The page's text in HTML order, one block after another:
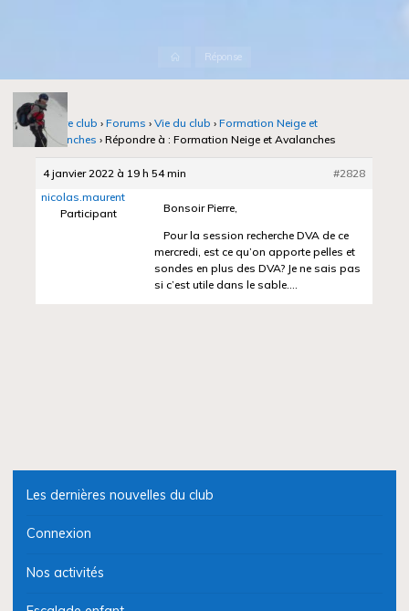
AccueilRéponse
Notre club › Forums › Vie du club › Formation Neige et
Avalanches › Répondre à : Formation Neige et Avalanches
4 janvier 2022 à 19 h 54 min
#2828
nicolas.maurent
Participant
Bonsoir Pierre,
Pour la session recherche DVA de ce
mercredi, est ce qu’on apporte pelles et
sondes en plus des DVA? Je ne sais pas
si c’est utile dans le sable….
Les dernières nouvelles du club
Connexion
Nos activités